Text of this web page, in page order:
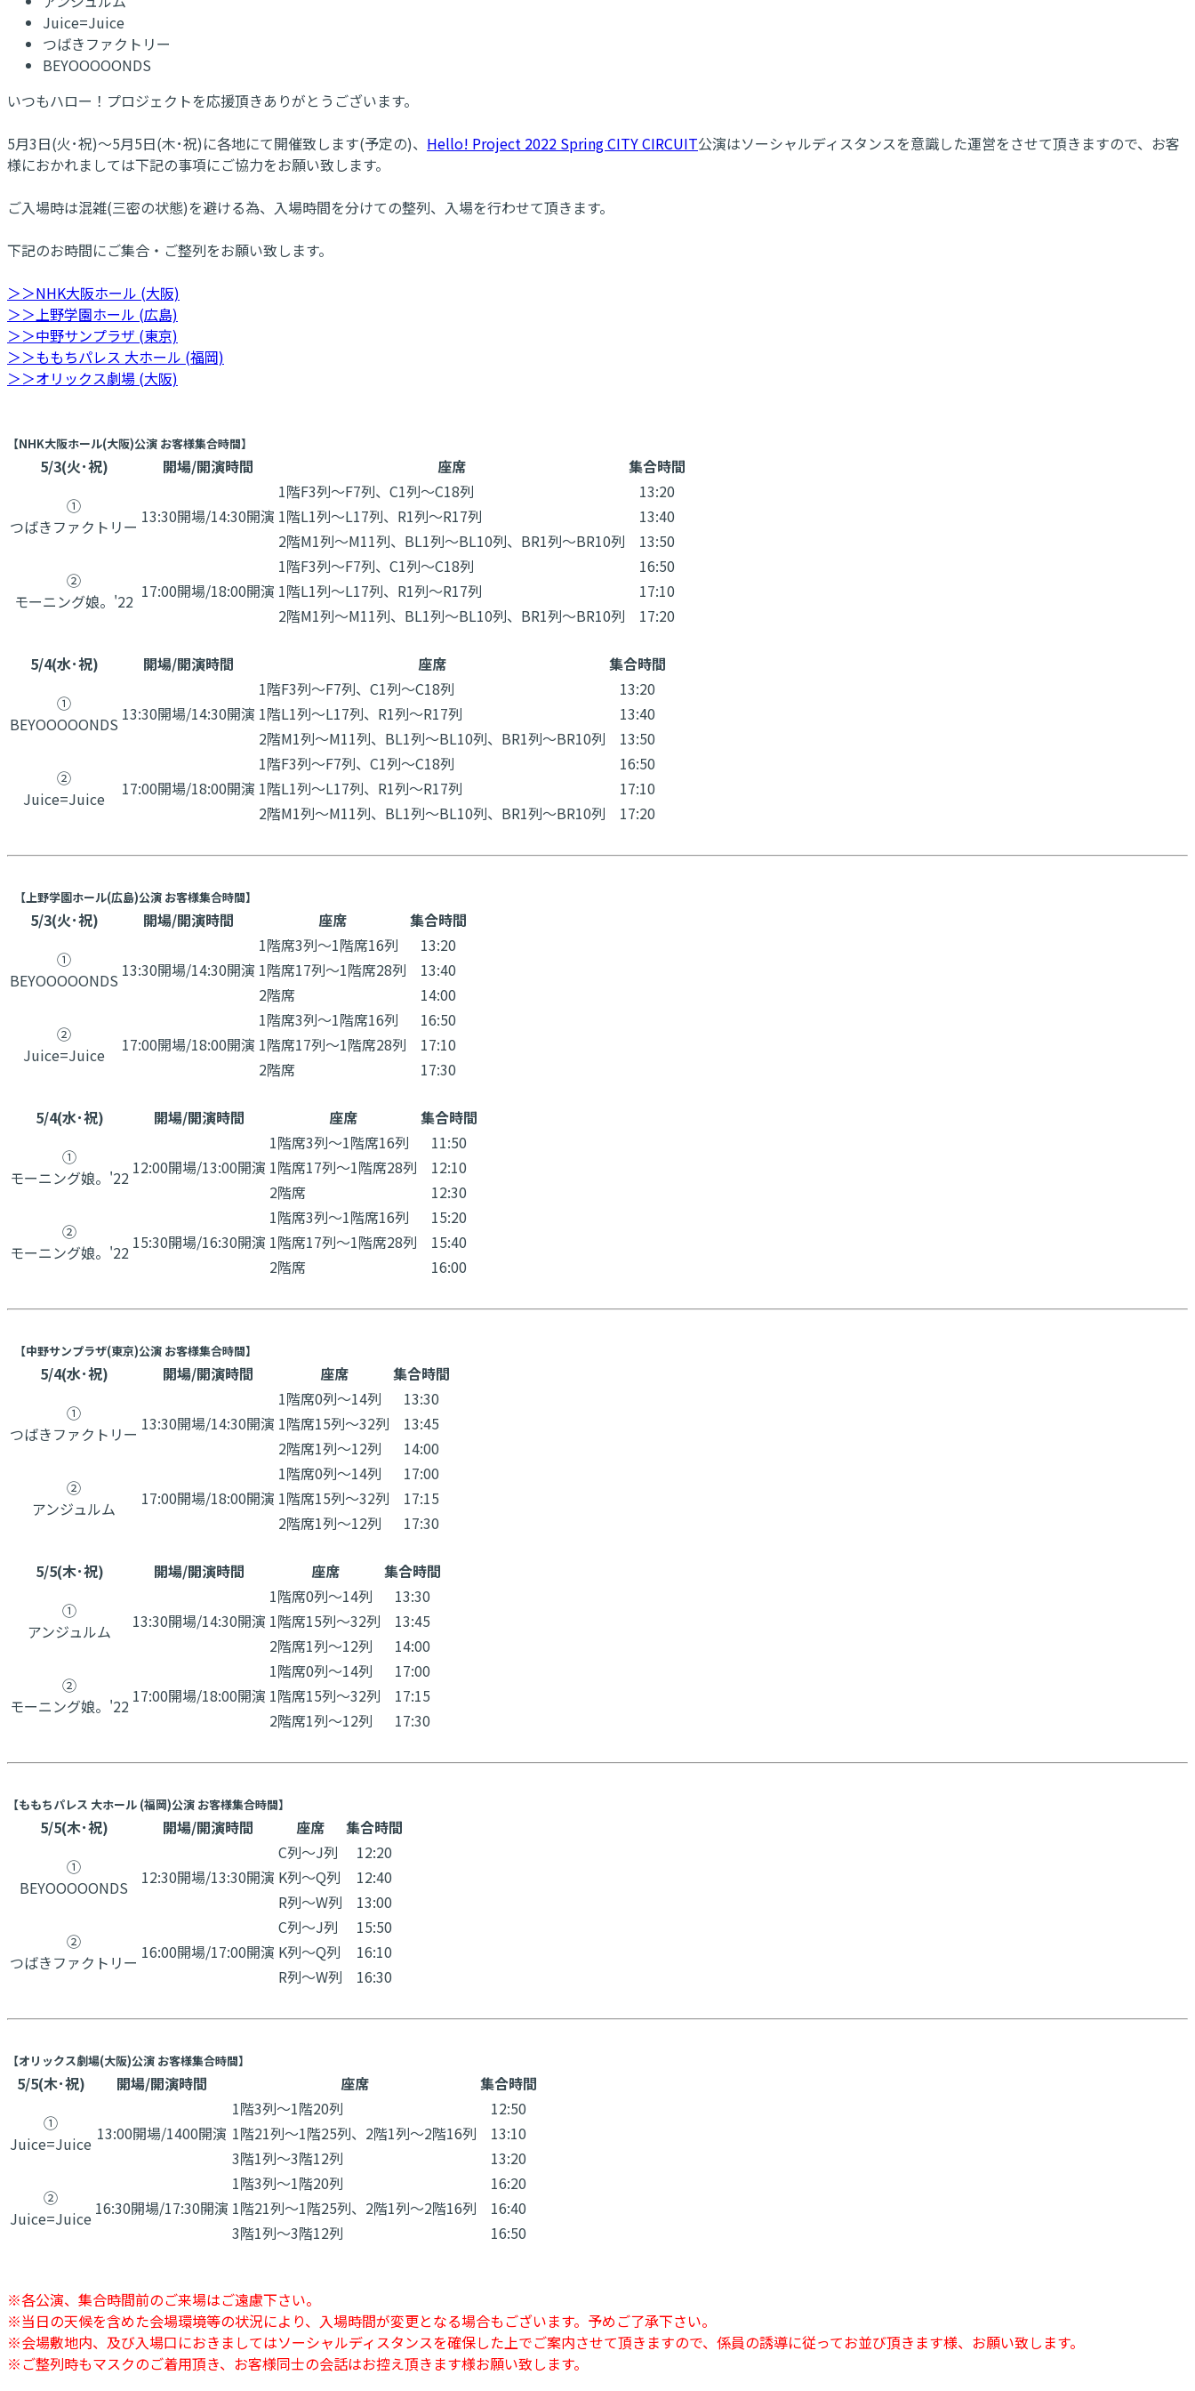
Juice=Juice
つばきファクトリー
BEYOOOOONDS
いつもハロー！プロジェクトを応援頂きありがとうございます。
5月3日(火･祝)～5月5日(木･祝)に各地にて開催致します(予定の)、 Hello! Project 2022 Spring CITY CIRCUIT公演はソーシャルディスタンスを意識した運営をさせて頂きますので、お客
様におかれましては下記の事項にご協力をお願い致します。
ご入場時は混雑(三密の状態)を避ける為、入場時間を分けての整列、入場を行わせて頂きます。
下記のお時間にご集合・ご整列をお願い致します。
＞＞NHK大阪ホール (大阪)
＞＞上野学園ホール (広島)
＞＞中野サンプラザ (東京)
＞＞ももちパレス 大ホール (福岡)
＞＞オリックス劇場 (大阪)
【NHK大阪ホール(大阪)公演 お客様集合時間】
5/3(火･祝) 開場/開演時間 座席
集合時間
①
つばきファクトリー 13:30開場/14:30開演
1階F3列～F7列、C1列～C18列
13:20
1階L1列～L17列、R1列～R17列
13:40
2階M1列～M11列、BL1列～BL10列、BR1列～BR10列
13:50
②
モーニング娘。'22 17:00開場/18:00開演
1階F3列～F7列、C1列～C18列
16:50
1階L1列～L17列、R1列～R17列
17:10
2階M1列～M11列、BL1列～BL10列、BR1列～BR10列
17:20
5/4(水･祝) 開場/開演時間 座席
集合時間
①
BEYOOOOONDS 13:30開場/14:30開演
1階F3列～F7列、C1列～C18列
13:20
1階L1列～L17列、R1列～R17列
13:40
2階M1列～M11列、BL1列～BL10列、BR1列～BR10列
13:50
②
Juice=Juice
17:00開場/18:00開演
1階F3列～F7列、C1列～C18列
16:50
1階L1列～L17列、R1列～R17列
17:10
2階M1列～M11列、BL1列～BL10列、BR1列～BR10列
17:20
【上野学園ホール(広島)公演 お客様集合時間】
5/3(火･祝) 開場/開演時間 座席
集合時間
①
BEYOOOOONDS 13:30開場/14:30開演
1階席3列～1階席16列
13:20
1階席17列～1階席28列
13:40
2階席
14:00
②
​Juice=Juice
17:00開場/18:00開演
1階席3列～1階席16列
16:50
1階席17列～1階席28列
17:10
2階席
17:30
5/4(水･祝) 開場/開演時間 座席
集合時間
①
モーニング娘。'22 12:00開場/13:00開演
1階席3列～1階席16列
11:50
1階席17列～1階席28列
12:10
2階席
12:30
②
​モーニング娘。'22 15:30開場/16:30開演
1階席3列～1階席16列
15:20
1階席17列～1階席28列
15:40
2階席
16:00
【中野サンプラザ(東京)公演 お客様集合時間】
5/4(水･祝) 開場/開演時間 座席
集合時間
①
つばきファクトリー 13:30開場/14:30開演
1階席0列〜14列
13:30
1階席15列〜32列
13:45
2階席1列〜12列
14:00
②
​アンジュルム
17:00開場/18:00開演
1階席0列〜14列
17:00
1階席15列〜32列
17:15
2階席1列〜12列
17:30
5/5(木･祝) 開場/開演時間 座席
集合時間
①
アンジュルム
13:30開場/14:30開演
1階席0列〜14列
13:30
1階席15列〜32列
13:45
2階席1列〜12列
14:00
②
​モーニング娘。'22 17:00開場/18:00開演
1階席0列〜14列
17:00
1階席15列〜32列
17:15
2階席1列〜12列
17:30
【ももちパレス 大ホール (福岡)公演 お客様集合時間】
5/5(木･祝) 開場/開演時間 座席
集合時間
①
BEYOOOOONDS
12:30開場/13:30開演
C列～J列
12:20
K列～Q列
12:40
R列～W列
13:00
②
​つばきファクトリー 16:00開場/17:00開演
C列～J列
15:50
K列～Q列
16:10
R列～W列
16:30
【オリックス劇場(大阪)公演 お客様集合時間】
5/5(木･祝) 開場/開演時間 座席
集合時間
①
​Juice=Juice 13:00開場/1400開演
1階3列～1階20列
12:50
1階21列～1階25列、2階1列～2階16列
13:10
3階1列～3階12列
13:20
②
​​Juice=Juice 16:30開場/17:30開演
1階3列～1階20列
16:20
1階21列～1階25列、2階1列～2階16列
16:40
3階1列～3階12列
16:50
※各公演、集合時間前のご来場はご遠慮下さい。
※当日の天候を含めた会場環境等の状況により、入場時間が変更となる場合もございます。予めご了承下さい。
※会場敷地内、及び入場口におきましてはソーシャルディスタンスを確保した上でご案内させて頂きますので、係員の誘導に従ってお並び頂きます様、お願い致します。
※ご整列時もマスクのご着用頂き、お客様同士の会話はお控え頂きます様お願い致します。